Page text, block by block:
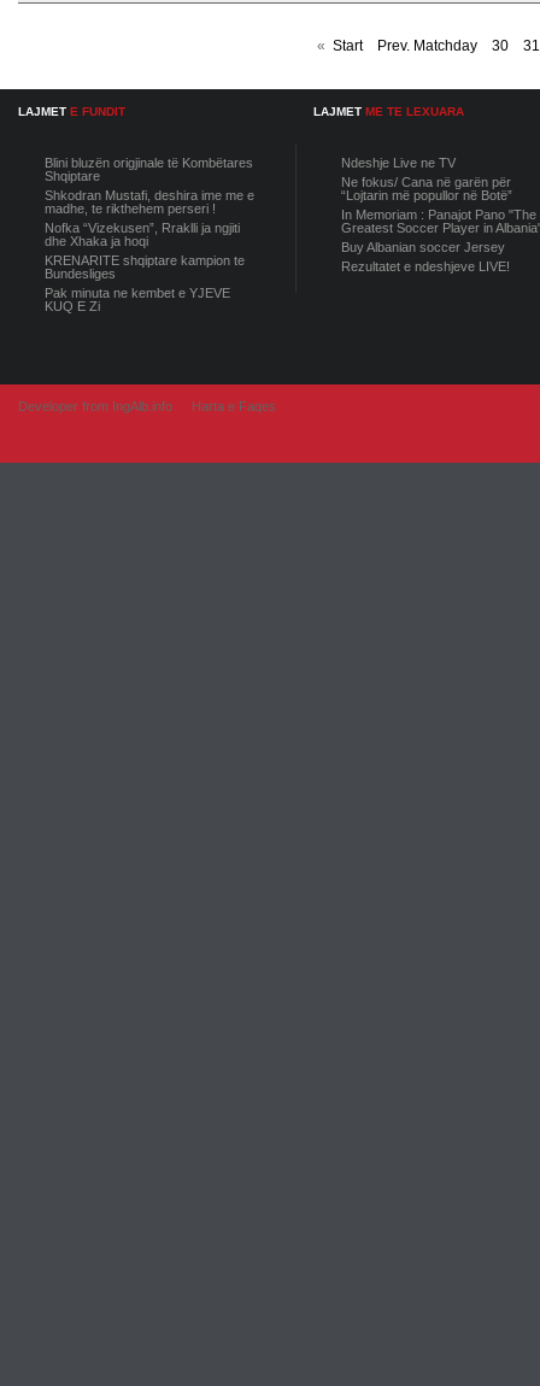
« Start Prev. Matchday 30 31
LAJMET E FUNDIT
Blini bluzën origjinale të Kombëtares
Shqiptare
Shkodran Mustafi, deshira ime me e
madhe, te rikthehem perseri !
Nofka “Vizekusen”, Rraklli ja ngjiti
dhe Xhaka ja hoqi
KRENARITE shqiptare kampion te
Bundesliges
Pak minuta ne kembet e YJEVE
KUQ E Zi
LAJMET ME TE LEXUARA
Ndeshje Live ne TV
Ne fokus/ Cana në garën për
“Lojtarin më popullor në Botë”
In Memoriam : Panajot Pano "The
Greatest Soccer Player in
Buy Albanian soccer Jersey
Rezultatet e ndeshjeve LIVE!
Developer from IngAlb.info Harta e Faqes